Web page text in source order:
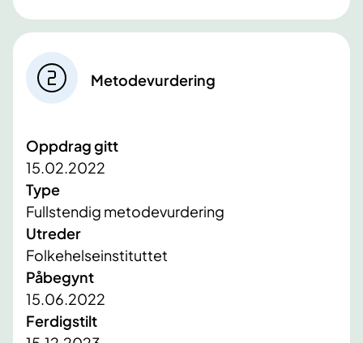
Metodevurdering
Oppdrag gitt
15.02.2022
Type
Fullstendig metodevurdering
Utreder
Folkehelseinstituttet
Påbegynt
15.06.2022
Ferdigstilt